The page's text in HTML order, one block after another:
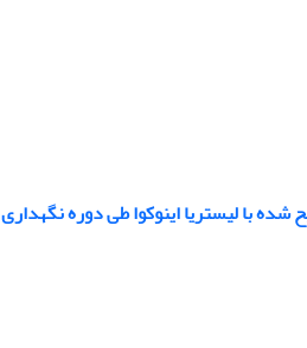
با لیستریا اینوکوا طی دوره نگهداری